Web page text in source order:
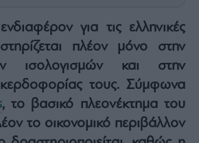
για τις ελληνικές
πλέον μόνο στην
ισολογισμών και στην
τους. Σύμφωνα
, το βασικό πλεονέκτημα του
το οικονομικό περιβάλλον
δραστηριοποιείται, καθώς η